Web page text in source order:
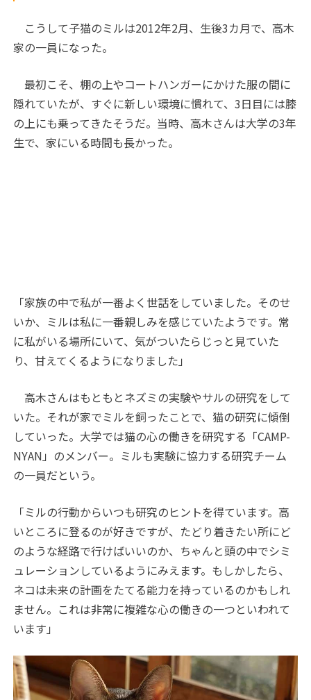
こうして子猫のミルは2012年2月、生後3カ月で、高木
家の一員になった。
最初こそ、棚の上やコートハンガーにかけた服の間に
隠れていたが、すぐに新しい環境に慣れて、3日目には膝
の上にも乗ってきたそうだ。当時、高木さんは大学の3年
生で、家にいる時間も長かった。
「家族の中で私が一番よく世話をしていました。そのせ
いか、ミルは私に一番親しみを感じていたようです。常
に私がいる場所にいて、気がついたらじっと見ていた
り、甘えてくるようになりました」
高木さんはもともとネズミの実験やサルの研究をして
いた。それが家でミルを飼ったことで、猫の研究に傾倒
していった。大学では猫の心の働きを研究する「CAMP-
NYAN」のメンバー。ミルも実験に協力する研究チーム
の一員だという。
「ミルの行動からいつも研究のヒントを得ています。高
いところに登るのが好きですが、たどり着きたい所にど
のような経路で行けばいいのか、ちゃんと頭の中でシミ
ュレーションしているようにみえます。もしかしたら、
ネコは未来の計画をたてる能力を持っているのかもしれ
ません。これは非常に複雑な心の働きの一つといわれて
います」